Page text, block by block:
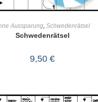
Aussparung, Schwedenrätsel
Schwedenrätsel
9,50 €